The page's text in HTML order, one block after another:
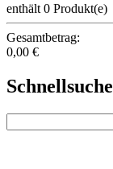
enthält 0 Produkt(e)
Gesamtbetrag:
0,00 €
Schnellsuche